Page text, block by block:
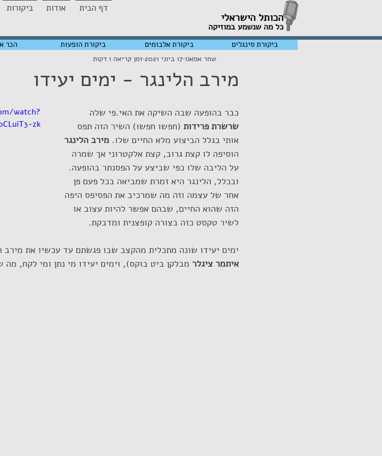
הכותל הישראלי
כל מה שנשמע במוזיקה
דף הבית אודות ביקורות
מירב הלינגר - ימים יעידו
שחר אמאנו 17 ביוני 2021 זמן קריאה 1 דקות
watch?
zk
כבר בהופעה שבה השיקה את האי.פי שלה
שרשרת פרידות (חפשו חפשו) השיר הזה תפס
אותי בגלל הביצוע מלא החיים שלו. מירב הלינגר
הוסיפה לו קצת גרוב, קצת אלקטרוני אך שמרה
על הליבה שלו כפי שביצע על הפסנתר בהופעה.
ובכלל, הלינגר היא זמרת שמביאה בכל פעם פן
אחר של עצמה וזה מה שמרכיב את הפסיפס היפה
הזה שהוא החיים, שבהם אפשר להיות עצוב או
לשיר טקסט כזה בצורה קופצנית ומדבקת.
ימים יעידו שונה מתכלית מהקצב שבו פגשתם עד עכשיו את
איתמר ציגלר מבלקן ביט בוקס), וימים יעידו מי נתן ומי לקח,
הכר ביקורת הופעות ביקורת אלבומים ביקורת סינגלים